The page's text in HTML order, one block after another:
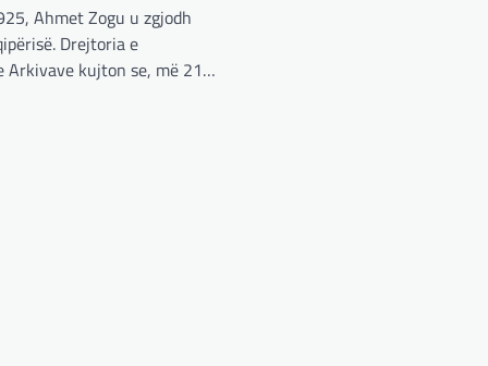
Ahmet Zogu u zgjodh
Drejtoria e
Arkivave kujton se, më 21…